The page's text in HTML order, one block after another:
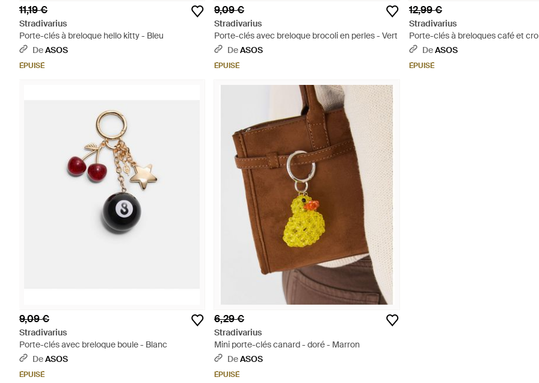
11,19 €
Stradivarius
Porte-clés à breloque hello kitty - Bleu
DeASOS
ÉPUISÉ
9,09 €
Stradivarius
Porte-clés avec breloque brocoli en perles - Vert
DeASOS
ÉPUISÉ
12,99 €
Stradivarius
Porte-clés à breloques café et
marron
DeASOS
ÉPUISÉ
9,09 €
Stradivarius
Porte-clés avec breloque boule - Blanc
DeASOS
ÉPUISÉ
6,29 €
Stradivarius
Mini porte-clés canard - doré - Marron
DeASOS
ÉPUISÉ